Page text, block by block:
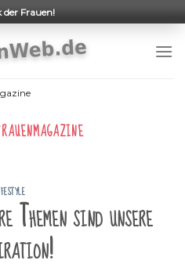
der Frauen!
Themen sind unsere